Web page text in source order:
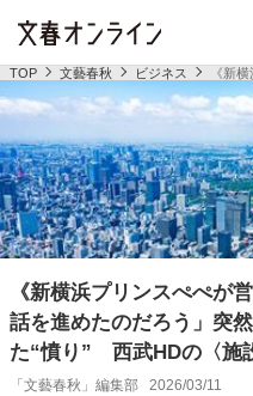
TOP 文藝春秋 ビジネス 《新
《新横浜プリンスぺぺが
話を進めたのだろう」突
た“憤り” 西武HDの〈施
「文藝春秋」編集部 2026/03/11